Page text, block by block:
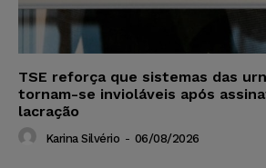
TSE reforça que sistemas das
tornam-se invioláveis após
lacração
Karina Silvério - 06/08/2026